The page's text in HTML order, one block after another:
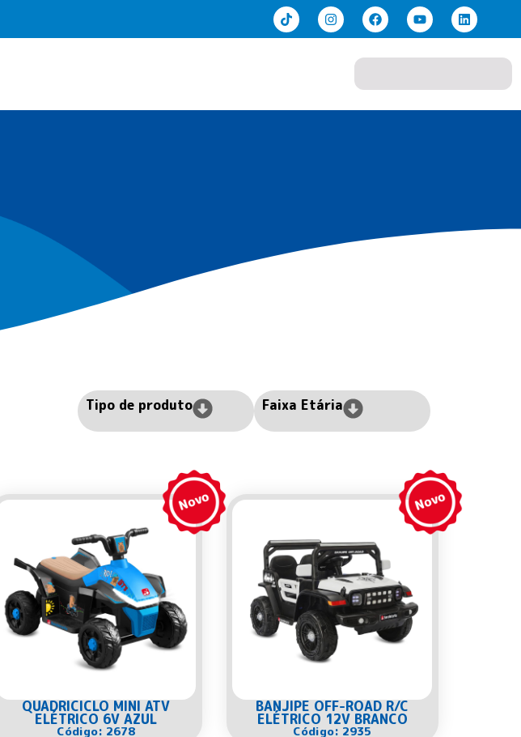
Tipo de produto Faixa Etária
QUADRICICLO MINI ATV
ELÉTRICO 6V AZUL
Código: 2678
BANJIPE OFF-ROAD R/C
ELÉTRICO 12V BRANCO
Código: 2935